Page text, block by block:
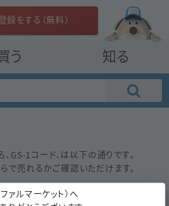
う 知る
録をする（無料）
、GS-1コード、は以下の通りです。
で売れるかご確認いただけます。
ルマーケット）へ